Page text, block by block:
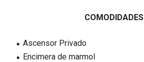
COMODIDADES
Ascensor Privado
Encimera de marmol